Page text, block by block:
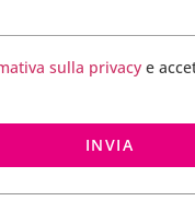
sulla privacy e
INVIA